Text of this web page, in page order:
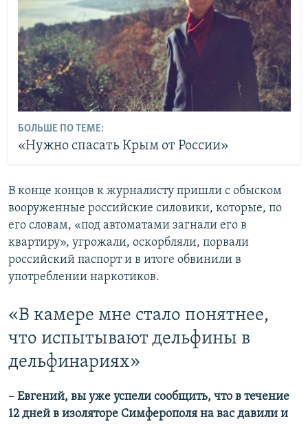
БОЛЬШЕ ПО ТЕМЕ:
«Нужно спасать Крым от России»
В конце концов к журналисту пришли с обыском
вооруженные российские силовики, которые, по
его словам, «под автоматами загнали его в
квартиру», угрожали, оскорбляли, порвали
российский паспорт и в итоге обвинили в
употреблении наркотиков.
«В камере мне стало понятнее,
что испытывают дельфины в
дельфинариях»
– Евгений, вы уже успели сообщить, что в течение
12 дней в изоляторе Симферополя на вас давили и